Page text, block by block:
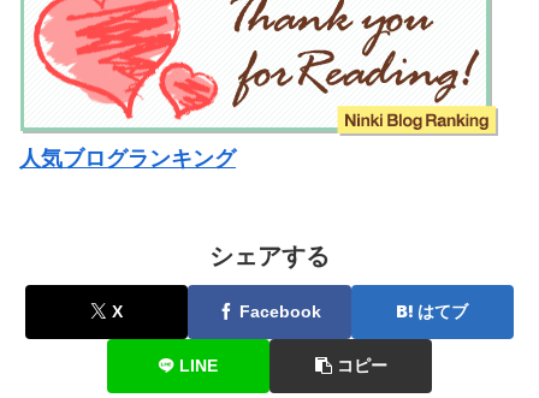
人気ブログランキング
シェアする
X Facebook はてブ
LINE コピー